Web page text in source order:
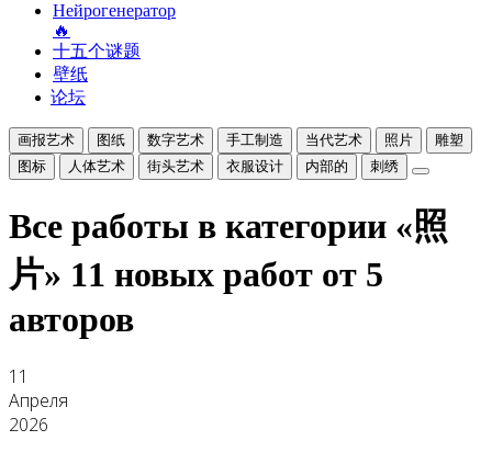
Нейрогенератор
🔥
十五个谜题
壁纸
论坛
画报艺术 图纸 数字艺术 手工制造 当代艺术 照片
雕塑
图标
人体艺术 街头艺术 衣服设计 内部的 刺绣
Все работы в категории «照
片» 11 новых работ от 5
авторов
11
Апреля
2026